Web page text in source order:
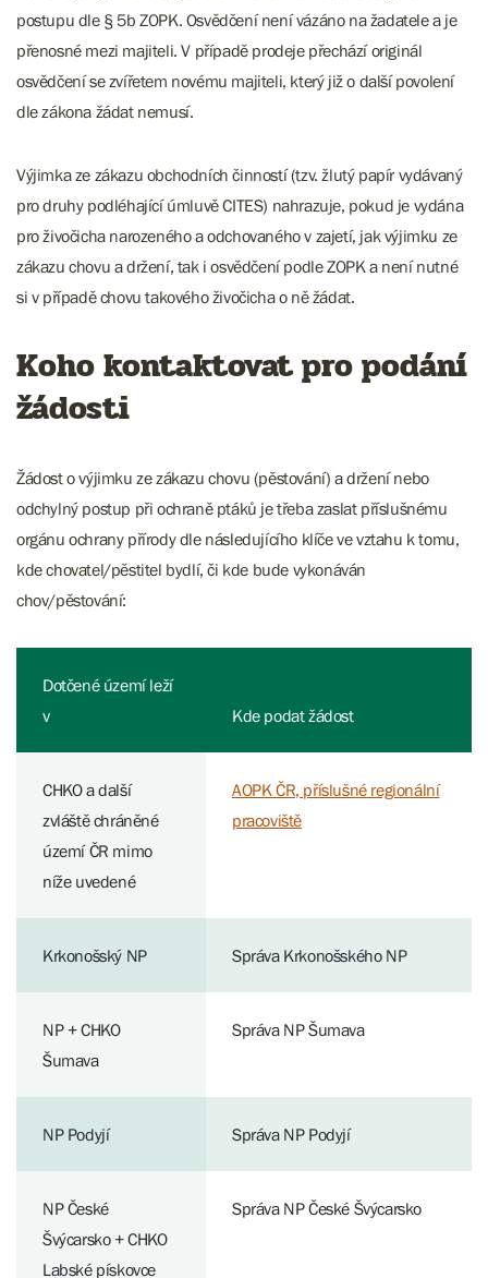
postupu dle § 5b ZOPK. Osvědčení není vázáno na žadatele a je
přenosné mezi majiteli. V případě prodeje přechází originál
osvědčení se zvířetem novému majiteli, který již o další povolení
dle zákona žádat nemusí.
Výjimka ze zákazu obchodních činností (tzv. žlutý papír vydávaný
pro druhy podléhající úmluvě CITES) nahrazuje, pokud je vydána
pro živočicha narozeného a odchovaného v zajetí, jak výjimku ze
zákazu chovu a držení, tak i osvědčení podle ZOPK a není nutné
si v případě chovu takového živočicha o ně žádat.
Koho kontaktovat pro podání
žádosti
Žádost o výjimku ze zákazu chovu (pěstování) a držení nebo
odchylný postup při ochraně ptáků je třeba zaslat příslušnému
orgánu ochrany přírody dle následujícího klíče ve vztahu k tomu,
kde chovatel/pěstitel bydlí, či kde bude vykonáván
chov/pěstování:
Dotčené území leží
v
Kde podat žádost
CHKO a další
zvláště chráněné
území ČR mimo
níže uvedené
AOPK ČR, příslušné regionální
pracoviště
Krkonošský NP Správa Krkonošského NP
NP + CHKO
Šumava
Správa NP Šumava
NP Podyjí Správa NP Podyjí
NP České
Švýcarsko + CHKO
Labské pískovce
Správa NP České Švýcarsko